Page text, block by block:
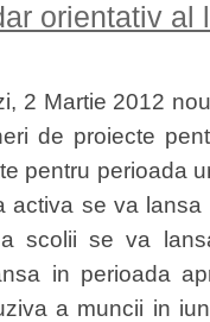
nerambursabile
POSCCE
orientativ
2 Martie 2012
de proiecte
pentru perioada
activa se va
a scolii se va
in perioada
a muncii in